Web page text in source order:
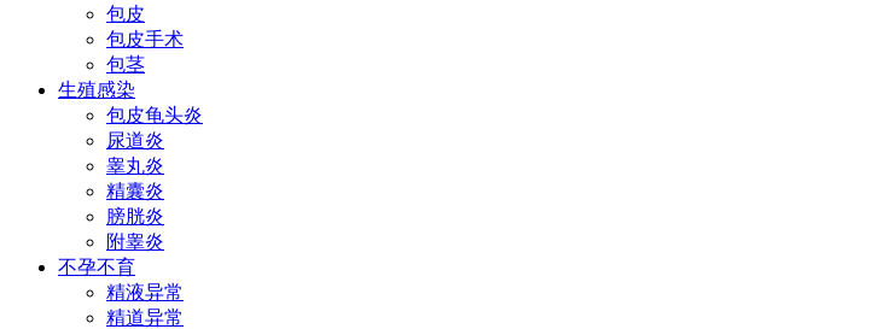
包皮
包皮手术
包茎
生殖感染
包皮龟头炎
尿道炎
睾丸炎
精囊炎
膀胱炎
附睾炎
不孕不育
精液异常
精道异常